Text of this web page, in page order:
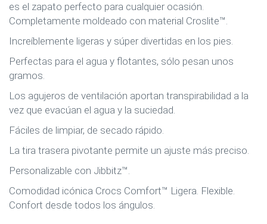
es el zapato perfecto para cualquier ocasión.
Completamente moldeado con material Croslite™.
Increíblemente ligeras y súper divertidas en los pies.
Perfectas para el agua y flotantes, sólo pesan unos
gramos.
Los agujeros de ventilación aportan transpirabilidad a la
vez que evacúan el agua y la suciedad.
Fáciles de limpiar, de secado rápido.
La tira trasera pivotante permite un ajuste más preciso.
Personalizable con Jibbitz™.
Comodidad icónica Crocs Comfort™ Ligera. Flexible.
Confort desde todos los ángulos.